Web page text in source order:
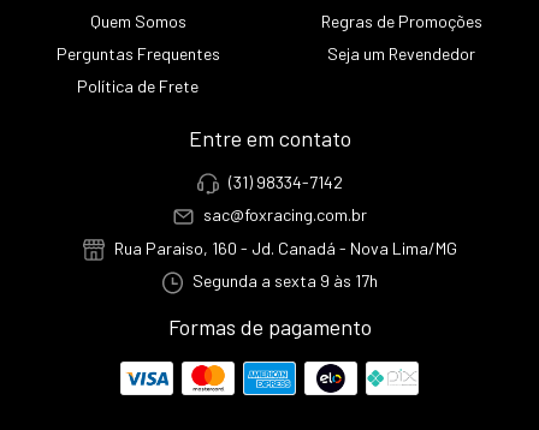
Quem Somos
Perguntas Frequentes
Política de Frete
Regras de Promoções
Seja um Revendedor
Entre em contato
(31) 98334-7142
sac@foxracing.com.br
Rua Paraiso, 160 - Jd. Canadá - Nova Lima/MG
Segunda a sexta 9 às 17h
Formas de pagamento